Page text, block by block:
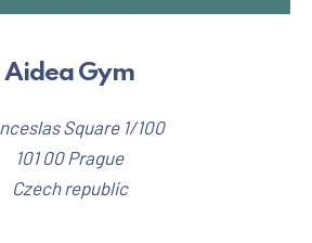
Aidea Gym
Square 1/100
101 00 Prague
Czech republic